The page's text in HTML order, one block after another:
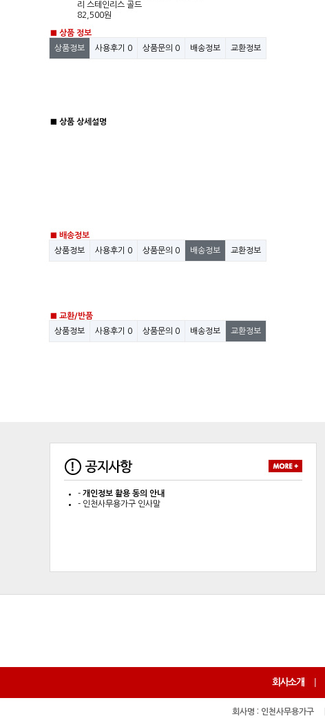
리 스테인리스 골드
82,500원
■ 상품 정보
상품정보
사용후기 0 상품문의 0 배송정보 교환정보
■ 상품 상세설명
■ 배송정보
상품정보
사용후기 0 상품문의 0 배송정보 교환정보
■ 교환/반품
상품정보
사용후기 0 상품문의 0 배송정보 교환정보
- 개인정보 활용 동의 안내
- 인천사무용가구 인사말
회사소개
회사명 : 인천사무용가구